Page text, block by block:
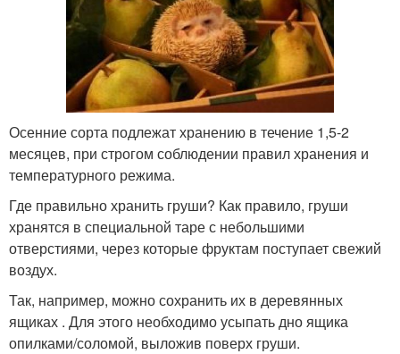
Осенние сорта подлежат хранению в течение 1,5-2
месяцев, при строгом соблюдении правил хранения и
температурного режима.
Где правильно хранить груши? Как правило, груши
хранятся в специальной таре с небольшими
отверстиями, через которые фруктам поступает свежий
воздух.
Так, например, можно сохранить их в деревянных
ящиках . Для этого необходимо усыпать дно ящика
опилками/соломой, выложив поверх груши.